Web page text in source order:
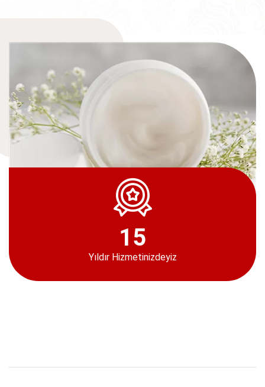
15
Yıldır Hizmetinizdeyiz